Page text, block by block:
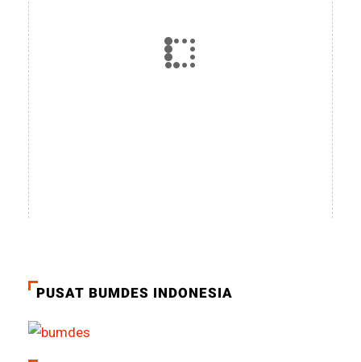
PUSAT BUMDES INDONESIA